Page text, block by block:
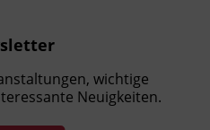
wichtige
Neuigkeiten.